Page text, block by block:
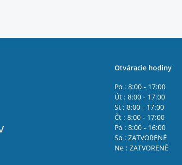
Otváracie hodiny
Po : 8:00 - 17:00
Út : 8:00 - 17:00
St : 8:00 - 17:00
Čt : 8:00 - 17:00
Pá : 8:00 - 16:00
So : ZATVORENÉ
Ne : ZATVORENÉ